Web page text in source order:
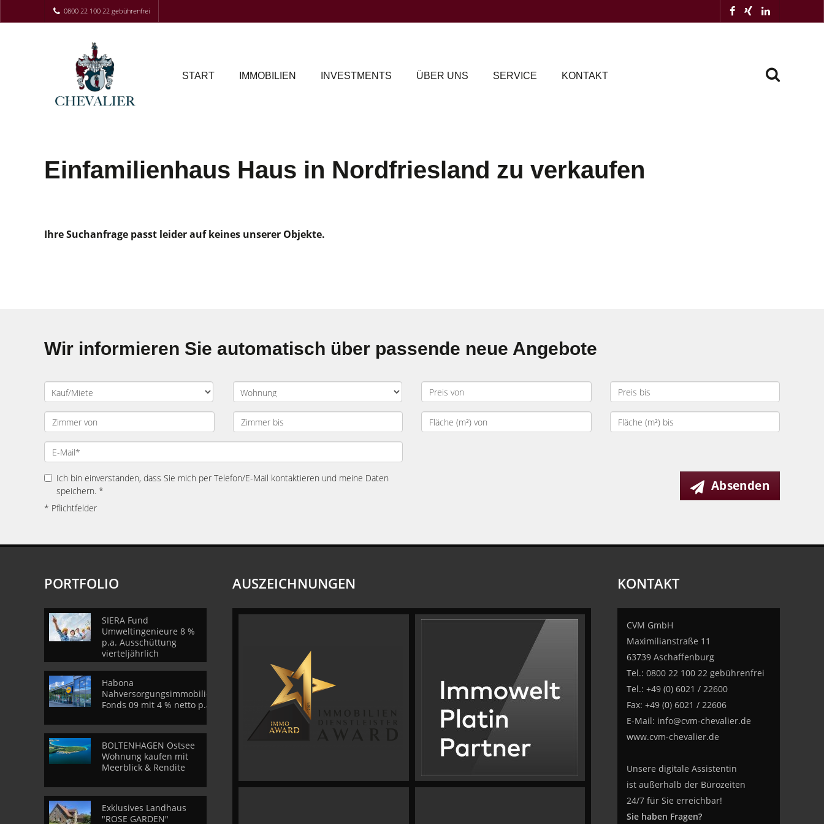
0800 22 100 22 gebührenfrei
START IMMOBILIEN INVESTMENTS ÜBER UNS SERVICE KONTAKT
Einfamilienhaus Haus in Nordfriesland zu verkaufen
Ihre Suchanfrage passt leider auf keines unserer Objekte.
Wir informieren Sie automatisch über passende neue Angebote
Ich bin einverstanden, dass Sie mich per Telefon/E-Mail kontaktieren und meine Daten
speichern. *
* Pflichtfelder
Absenden
PORTFOLIO
SIERA Fund
Umweltingenieure 8 %
p.a. Ausschüttung
vierteljährlich
Habona
Nahversorgungsimmobilien
Fonds 09 mit 4 % netto p.a.
BOLTENHAGEN Ostsee
Wohnung kaufen mit
Meerblick & Rendite
Exklusives Landhaus
"ROSE GARDEN"
AUSZEICHNUNGEN KONTAKT
CVM GmbH
Maximilianstraße 11
63739 Aschaffenburg
Tel.: 0800 22 100 22 gebührenfrei
Tel.: +49 (0) 6021 / 22600
Fax: +49 (0) 6021 / 22606
E-Mail: info@cvm-chevalier.de
www.cvm-chevalier.de
Unsere digitale Assistentin
ist außerhalb der Bürozeiten
24/7 für Sie erreichbar!
Sie haben Fragen?